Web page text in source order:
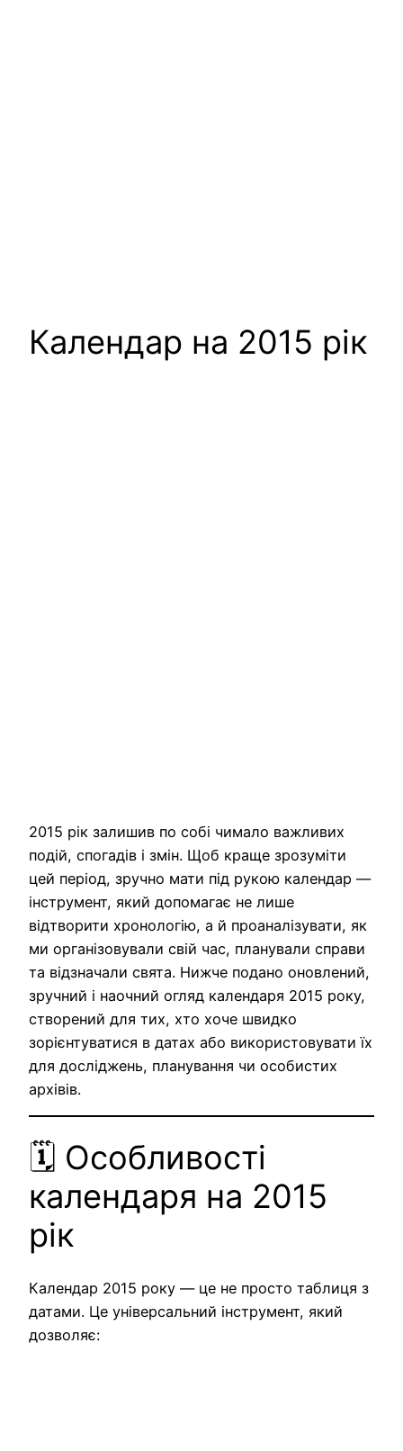
Календар на 2015 рік
2015 рік залишив по собі чимало важливих
подій, спогадів і змін. Щоб краще зрозуміти
цей період, зручно мати під рукою календар —
інструмент, який допомагає не лише
відтворити хронологію, а й проаналізувати, як
ми організовували свій час, планували справи
та відзначали свята. Нижче подано оновлений,
зручний і наочний огляд календаря 2015 року,
створений для тих, хто хоче швидко
зорієнтуватися в датах або використовувати їх
для досліджень, планування чи особистих
архівів.
🗓 Особливості
календаря на 2015
рік
Календар 2015 року — це не просто таблиця з
датами. Це універсальний інструмент, який
дозволяє: